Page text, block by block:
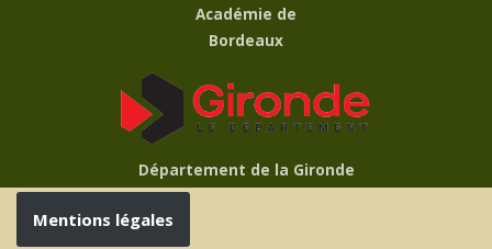
Académie de
Bordeaux
Département de la Gironde
Mentions légales